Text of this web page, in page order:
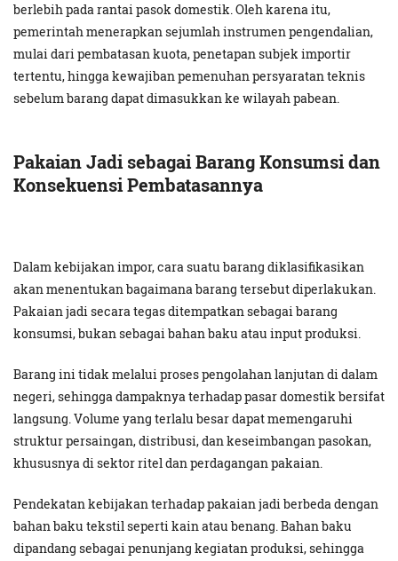
berlebih pada rantai pasok domestik. Oleh karena itu,
pemerintah menerapkan sejumlah instrumen pengendalian,
mulai dari pembatasan kuota, penetapan subjek importir
tertentu, hingga kewajiban pemenuhan persyaratan teknis
sebelum barang dapat dimasukkan ke wilayah pabean.
Pakaian Jadi sebagai Barang Konsumsi dan
Konsekuensi Pembatasannya
Dalam kebijakan impor, cara suatu barang diklasifikasikan
akan menentukan bagaimana barang tersebut diperlakukan.
Pakaian jadi secara tegas ditempatkan sebagai barang
konsumsi, bukan sebagai bahan baku atau input produksi.
Barang ini tidak melalui proses pengolahan lanjutan di dalam
negeri, sehingga dampaknya terhadap pasar domestik bersifat
langsung. Volume yang terlalu besar dapat memengaruhi
struktur persaingan, distribusi, dan keseimbangan pasokan,
khususnya di sektor ritel dan perdagangan pakaian.
Pendekatan kebijakan terhadap pakaian jadi berbeda dengan
bahan baku tekstil seperti kain atau benang. Bahan baku
dipandang sebagai penunjang kegiatan produksi, sehingga